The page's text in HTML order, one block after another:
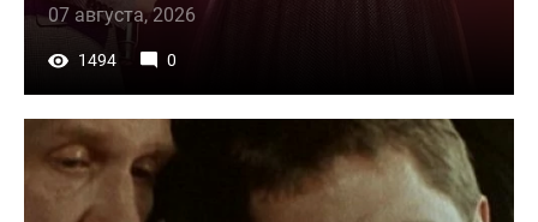
07 августа, 2026
1494 0